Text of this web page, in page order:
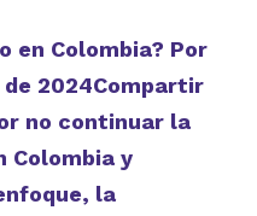
en Colombia? Por
2024Compartir
no continuar la
Colombia y
la